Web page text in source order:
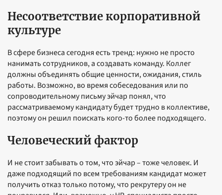
Несоответствие корпоративной
культуре
В сфере бизнеса сегодня есть тренд: нужно не просто
нанимать сотрудников, а создавать команду. Коллег
должны объединять общие ценности, ожидания, стиль
работы. Возможно, во время собеседования или по
сопроводительному письму эйчар понял, что
рассматриваемому кандидату будет трудно в коллективе,
поэтому он решил поискать кого-то более подходящего.
Человеческий фактор
И не стоит забывать о том, что эйчар – тоже человек. И
даже подходящий по всем требованиям кандидат может
получить отказ только потому, что рекрутеру он не